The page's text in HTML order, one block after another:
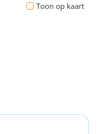
Toon op kaart